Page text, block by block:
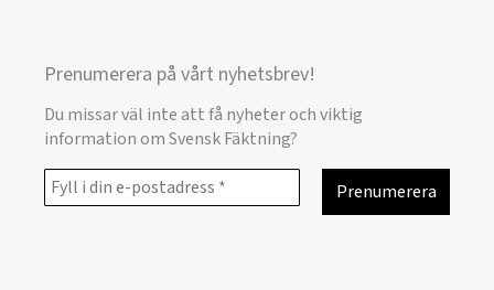
Prenumerera på vårt nyhetsbrev!
Du missar väl inte att få nyheter och viktig
information om Svensk Fäktning?